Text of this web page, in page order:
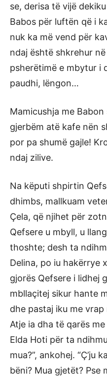
se, derisa të vijë
Babos për luftën që i
nuk ka më vend për
ndaj është shkrehur
psherëtimë e mbytur i
paudhi, lëngon…
Mamicushja me Babon
gjerbëm atë kafe nën
por pa shumë gajle!
ndaj zilive.
Na këputi shpirtin
dhimbs, mallkuam
Çela, që njihet për
Qefsere u mbyll, u
thoshte; desh ta
Delina, po iu hakërrye
gjorës Qefsere i lidhej
mbllaçitej sikur hante
dhe pastaj iku me
Atje ia dha të qarës
Elda Hoti për ta
mua?”, ankohej. “Ç’ju
bëni? Mua gjetët? Pse